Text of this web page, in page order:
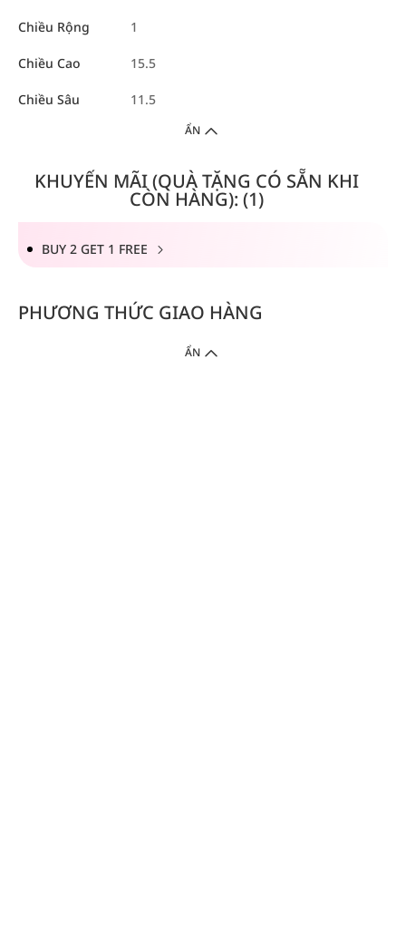
Chiều Rộng 1
Chiều Cao 15.5
Chiều Sâu 11.5
ẨN
KHUYẾN MÃI (QUÀ TẶNG CÓ SẴN KHI
CÒN HÀNG): (1)
BUY 2 GET 1 FREE
PHƯƠNG THỨC GIAO HÀNG
ẨN